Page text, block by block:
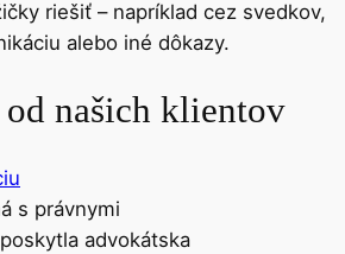
riešiť – napríklad cez svedkov,
alebo iné dôkazy.
našich klientov
s právnymi
advokátska